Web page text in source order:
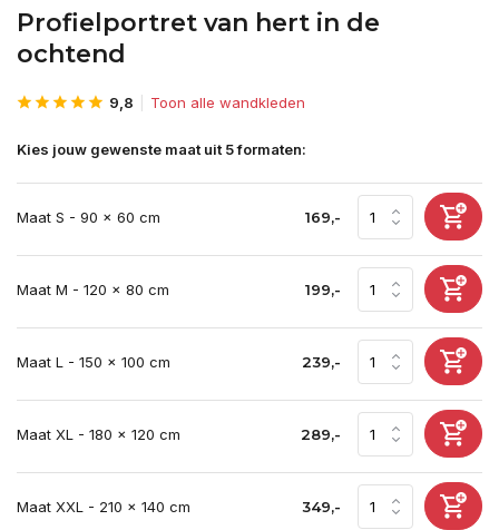
Profielportret van hert in de
ochtend
9,8 Toon alle wandkleden
Kies jouw gewenste maat uit 5 formaten:
Maat S - 90 x 60 cm 169,-
Maat M - 120 x 80 cm 199,-
Maat L - 150 x 100 cm 239,-
Maat XL - 180 x 120 cm 289,-
Maat XXL - 210 x 140 cm 349,-